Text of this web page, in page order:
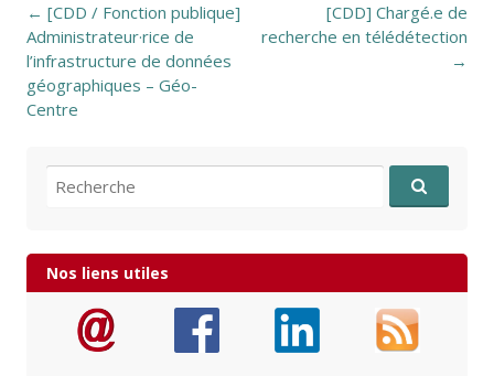
Post navigation
← [CDD / Fonction publique]
Administrateur·rice de
l’infrastructure de données
géographiques – Géo-
Centre
[CDD] Chargé.e de
recherche en télédétection
→
Recherche pour:
Nos liens utiles